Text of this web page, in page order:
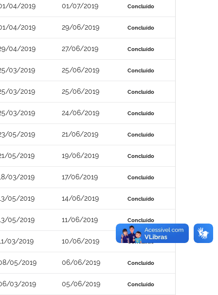
04/2019 01/07/2019 Concluído
04/2019 29/06/2019 Concluído
04/2019 27/06/2019 Concluído
03/2019 25/06/2019 Concluído
03/2019 25/06/2019 Concluído
03/2019 24/06/2019 Concluído
05/2019 21/06/2019 Concluído
05/2019 19/06/2019 Concluído
03/2019 17/06/2019 Concluído
05/2019 14/06/2019 Concluído
05/2019 11/06/2019 Concluído
03/2019 10/06/2019 Concluído
05/2019 06/06/2019 Concluído
03/2019 05/06/2019 Concluído